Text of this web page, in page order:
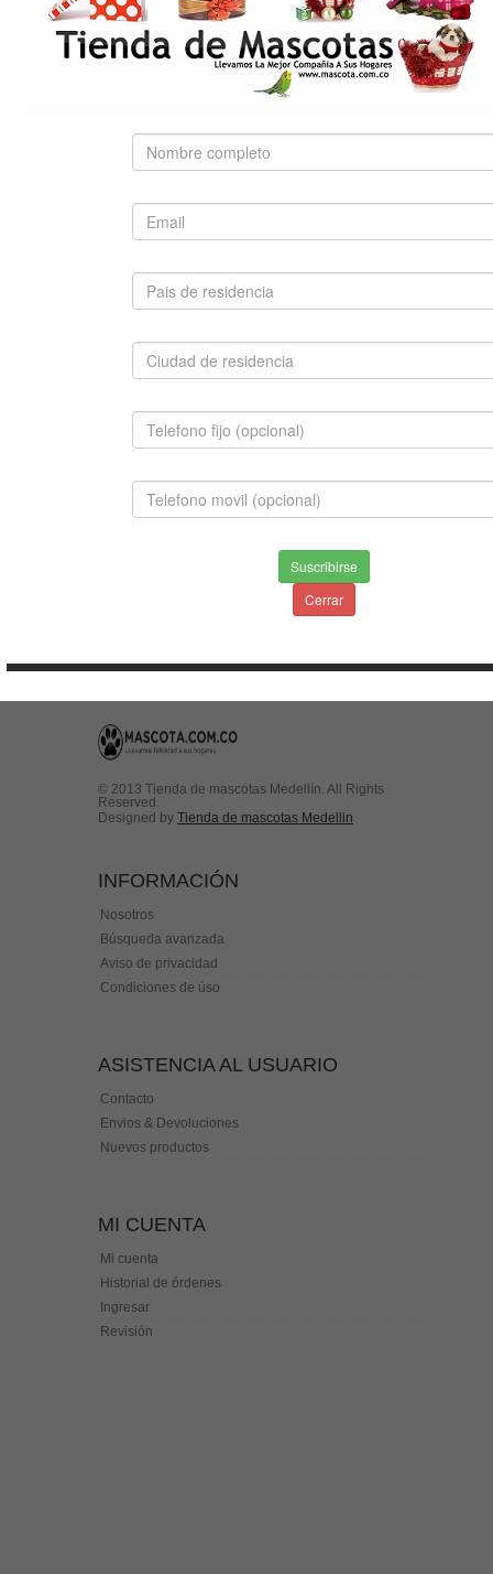
Use palabras clave para encontrar el producto que
busca.
Búsqueda Avanzada
SUGERIDO
$1,500,000.00
INFORMACION
© 2013 Tienda de mascotas Medellín. All Rights
Reserved.
Designed by Tienda de mascotas Medellin
INFORMACIÓN
Nosotros
Búsqueda avanzada
Aviso de privacidad
Condiciones de úso
ASISTENCIA AL USUARIO
Contacto
Envios & Devoluciones
Nuevos productos
MI CUENTA
Mi cuenta
Historial de órdenes
Ingresar
Revisión
Suscribirse
Cerrar